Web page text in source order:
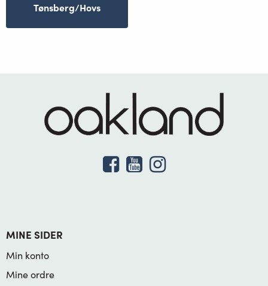
Tønsberg/Hovs
MINE SIDER
Min konto
Mine ordre